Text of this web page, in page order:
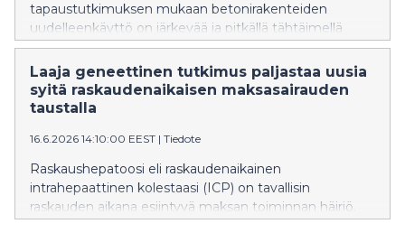
tapaustutkimuksen mukaan betonirakenteiden
uudelleenkäyttö on järkevää ja pitkällä tähtäimellä
kustannustehokasta, jos rakentamisessa on käytetty
samaan mittaan standardoituja komponentteja.
Purettavaksi ja uudelleen käytettäväksi suunnitellun
betonirunkoisen kerrostalon elinkaaren aikainen
mukaisen puukerrostalon, kertovat tutkijat.
Laaja geneettinen tutkimus paljastaa uusia
syitä raskaudenaikaisen maksasairauden
taustalla
16.6.2026 14:10:00 EEST | Tiedote
Raskaushepatoosi eli raskaudenaikainen
intrahepaattinen kolestaasi (ICP) on tavallisin
raskauden aikana esiintyvä maksan toiminnan häiriö.